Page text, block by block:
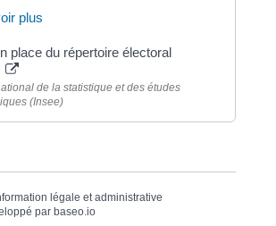
plus
place du répertoire électoral
de la statistique et des études
(Insee)
légale et administrative
par baseo.io